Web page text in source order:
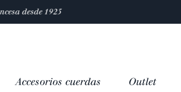
4,9/5 enmas de 10 000 reseñas
Accesorios cuerdas Outlet